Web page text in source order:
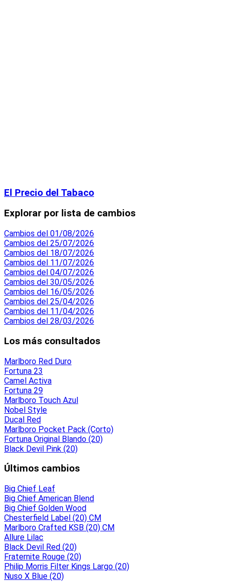
El Precio del Tabaco
Explorar por lista de cambios
Cambios del 01/08/2026
Cambios del 25/07/2026
Cambios del 18/07/2026
Cambios del 11/07/2026
Cambios del 04/07/2026
Cambios del 30/05/2026
Cambios del 16/05/2026
Cambios del 25/04/2026
Cambios del 11/04/2026
Cambios del 28/03/2026
Los más consultados
Marlboro Red Duro
Fortuna 23
Camel Activa
Fortuna 29
Marlboro Touch Azul
Nobel Style
Ducal Red
Marlboro Pocket Pack (Corto)
Fortuna Original Blando (20)
Black Devil Pink (20)
Últimos cambios
Big Chief Leaf
Big Chief American Blend
Big Chief Golden Wood
Chesterfield Label (20) CM
Marlboro Crafted KSB (20) CM
Allure Lilac
Black Devil Red (20)
Fraternite Rouge (20)
Philip Morris Filter Kings Largo (20)
Nuso X Blue (20)